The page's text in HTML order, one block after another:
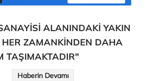
ALANINDAKİ YAKIN
HER ZAMANKİNDEN DAHA
TAŞIMAKTADIR"
Haberin Devamı